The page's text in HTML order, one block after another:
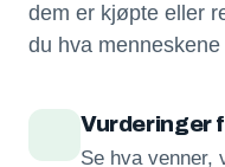
dem er kjøpte eller
du hva
Vurderinger
Se hva venner,